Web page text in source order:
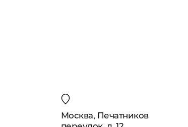
Москва, Печатников